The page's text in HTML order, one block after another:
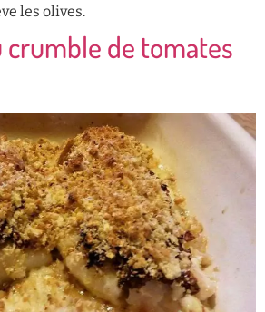
les olives.
crumble de tomates